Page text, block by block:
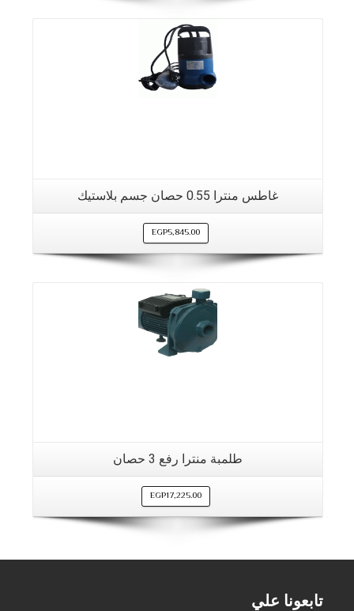
غاطس منترا 0.55 حصان جسم بلاستيك
EGP5,845.00
طلمبة منترا رفع 3 حصان
EGP17,225.00
تابعونا علي